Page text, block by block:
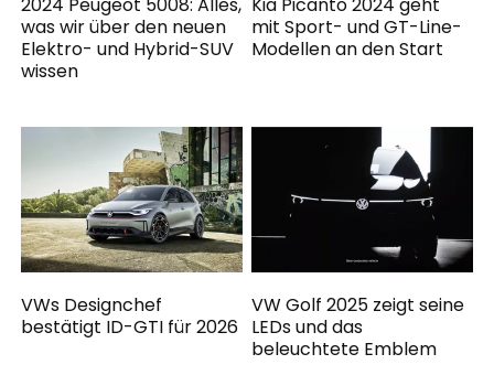
2024 Peugeot 5008: Alles,
was wir über den neuen
Elektro- und Hybrid-SUV
wissen
Kia Picanto 2024 geht
mit Sport- und GT-Line-
Modellen an den Start
VWs Designchef
bestätigt ID-GTI für 2026
VW Golf 2025 zeigt seine
LEDs und das
beleuchtete Emblem